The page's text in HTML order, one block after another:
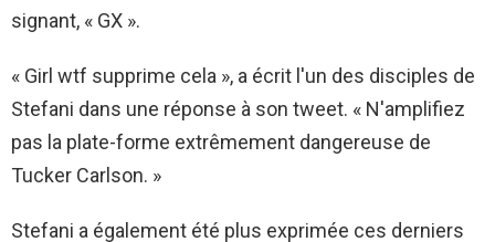
signant, « GX ».
« Girl wtf supprime cela », a écrit l'un des disciples de
Stefani dans une réponse à son tweet. « N'amplifiez
pas la plate-forme extrêmement dangereuse de
Tucker Carlson. »
Stefani a également été plus exprimée ces derniers